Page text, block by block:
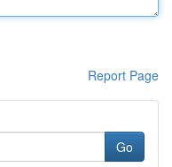
Report Page
Go